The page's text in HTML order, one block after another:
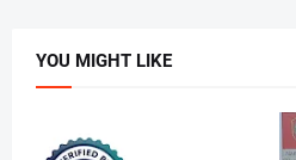
YOU MIGHT LIKE